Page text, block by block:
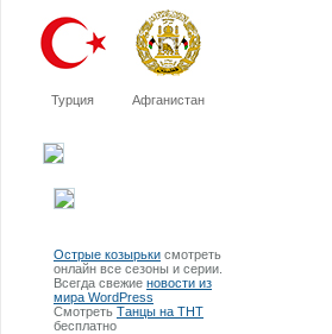
Турция Афганистан
Острые козырьки смотреть
онлайн все сезоны и серии.
Всегда свежие новости из
мира WordPress
Смотреть Танцы на ТНТ
бесплатно